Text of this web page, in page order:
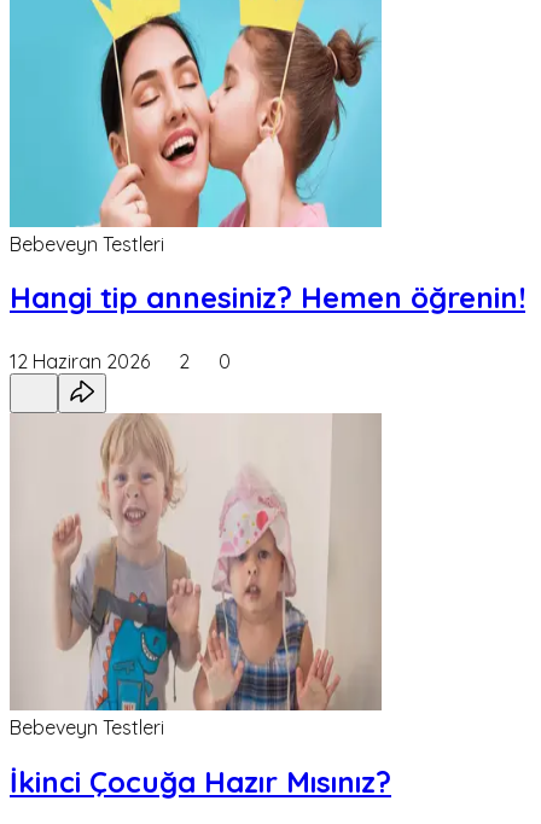
Bebeveyn Testleri
Hangi tip annesiniz? Hemen öğrenin!
12 Haziran 2026 2 0
Bebeveyn Testleri
İkinci Çocuğa Hazır Mısınız?